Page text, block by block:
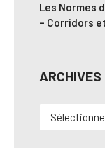
Les Normes
– Corridors
ARCHIVES
Archives